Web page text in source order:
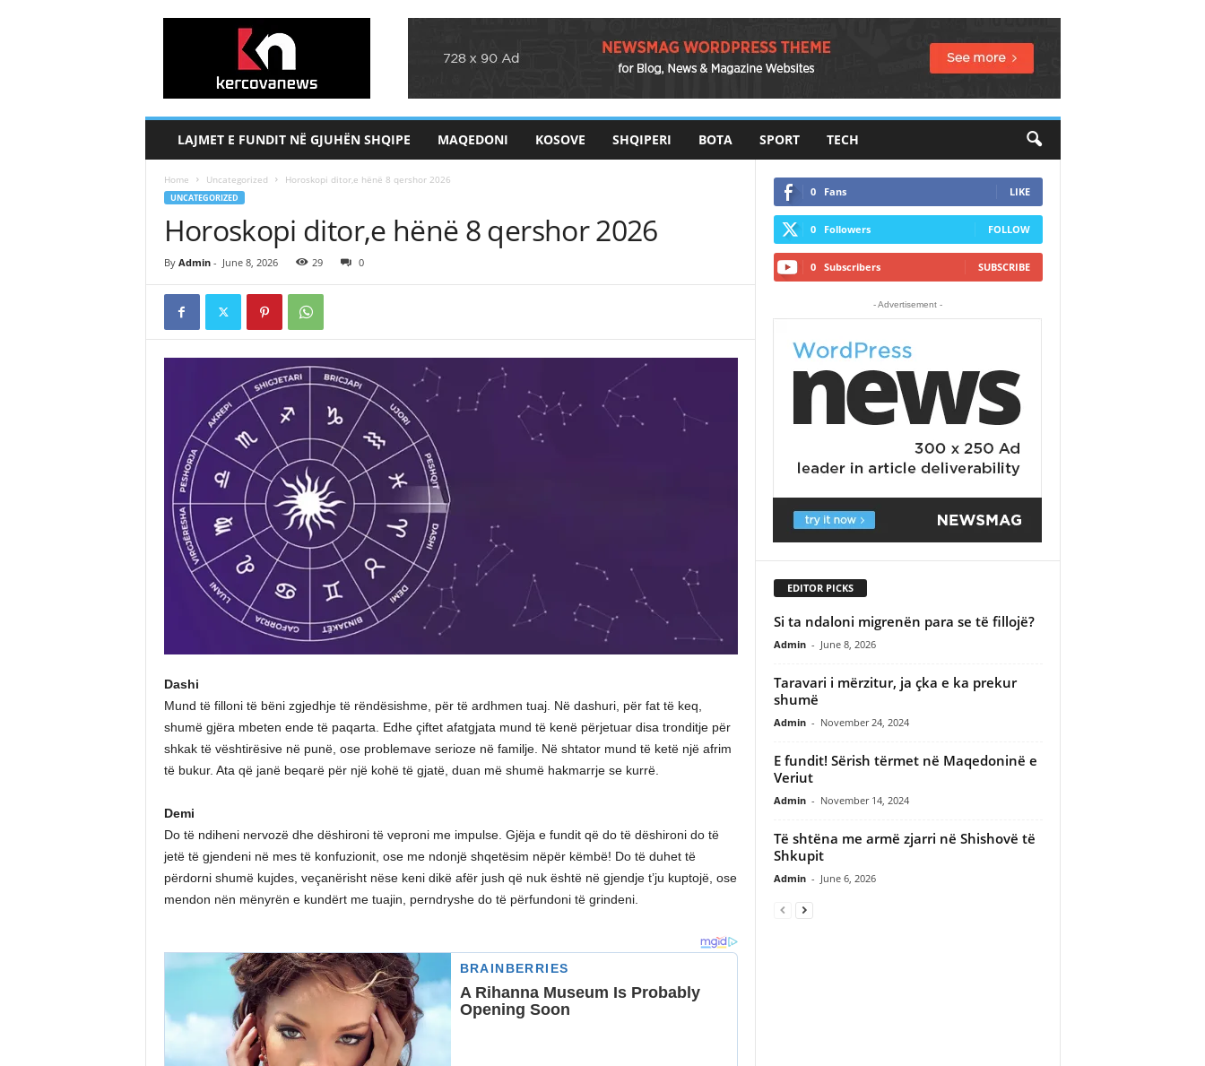
LAJMET E FUNDIT NË GJUHËN SHQIPE MAQEDONI KOSOVE SHQIPERI BOTA SPORT TECH
Home Uncategorized Horoskopi ditor,e hënë 8 qershor 2026
UNCATEGORIZED
Horoskopi ditor,e hënë 8 qershor 2026
By Admin- June 8, 2026 29 0
Dashi
Mund të filloni të bëni zgjedhje të rëndësishme, për të ardhmen tuaj. Në dashuri, për fat të keq,
shumë gjëra mbeten ende të paqarta. Edhe çiftet afatgjata mund të kenë përjetuar disa tronditje për
shkak të vështirësive në punë, ose problemave serioze në familje. Në shtator mund të ketë një afrim
të bukur. Ata që janë beqarë për një kohë të gjatë, duan më shumë hakmarrje se kurrë.
Demi
Do të ndiheni nervozë dhe dëshironi të veproni me impulse. Gjëja e fundit që do të dëshironi do të
jetë të gjendeni në mes të konfuzionit, ose me ndonjë shqetësim nëpër këmbë! Do të duhet të
përdorni shumë kujdes, veçanërisht nëse keni dikë afër jush që nuk është në gjendje t’ju kuptojë, ose
mendon nën mënyrën e kundërt me tuajin, perndryshe do të përfundoni të grindeni.
0 Fans LIKE
0 Followers FOLLOW
0 Subscribers SUBSCRIBE
- Advertisement -
EDITOR PICKS
Si ta ndaloni migrenën para se të fillojë?
Admin - June 8, 2026
Taravari i mërzitur, ja çka e ka prekur
shumë
Admin - November 24, 2024
E fundit! Sërish tërmet në Maqedoninë e
Veriut
Admin - November 14, 2024
Të shtëna me armë zjarri në Shishovë të
Shkupit
Admin - June 6, 2026